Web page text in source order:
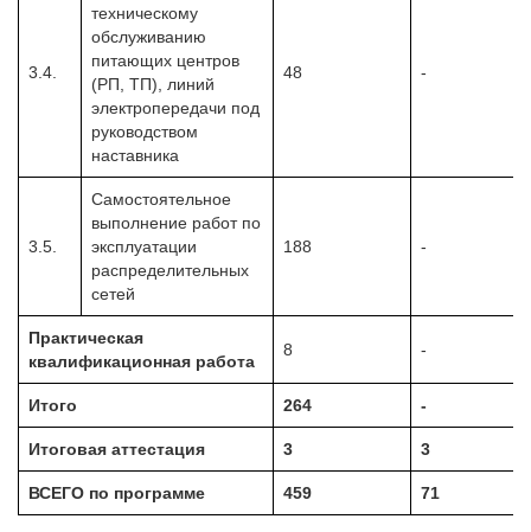
3.4.
техническому
обслуживанию
питающих центров
(РП, ТП), линий
электропередачи под
руководством
наставника
48 -
3.5.
Самостоятельное
выполнение работ по
эксплуатации
распределительных
сетей
188 -
Практическая
квалификационная работа
8 -
Итого 264 -
Итоговая аттестация 3 3
ВСЕГО по программе 459 71